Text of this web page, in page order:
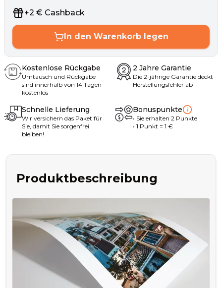
+2 € Cashback
In den Warenkorb legen
Kostenlose Rückgabe
Umtausch und Rückgabe
sind innerhalb von 14 Tagen
kostenlos
2 Jahre Garantie
Die 2-jährige Garantie deckt
Herstellungsfehler ab
Schnelle Lieferung
Wir versichern das Paket für
Sie, damit Sie sorgenfrei
bleiben!
Bonuspunkte
• Sie erhalten 2 Punkte
• 1 Punkt = 1 €
Produktbeschreibung